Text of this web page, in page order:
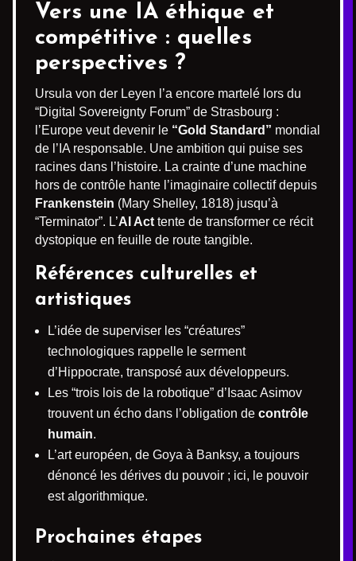
Vers une IA éthique et
compétitive : quelles
perspectives ?
Ursula von der Leyen l’a encore martelé lors du
“Digital Sovereignty Forum” de Strasbourg :
l’Europe veut devenir le “Gold Standard” mondial
de l’IA responsable. Une ambition qui puise ses
racines dans l’histoire. La crainte d’une machine
hors de contrôle hante l’imaginaire collectif depuis
Frankenstein (Mary Shelley, 1818) jusqu’à
“Terminator”. L’AI Act tente de transformer ce récit
dystopique en feuille de route tangible.
Références culturelles et
artistiques
L’idée de superviser les “créatures”
technologiques rappelle le serment
d’Hippocrate, transposé aux développeurs.
Les “trois lois de la robotique” d’Isaac Asimov
trouvent un écho dans l’obligation de contrôle
humain.
L’art européen, de Goya à Banksy, a toujours
dénoncé les dérives du pouvoir ; ici, le pouvoir
est algorithmique.
Prochaines étapes